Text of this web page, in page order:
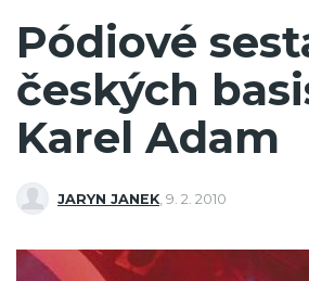
Pódiové
českých
Karel Adam
JARYN JANEK 9. 2. 2010